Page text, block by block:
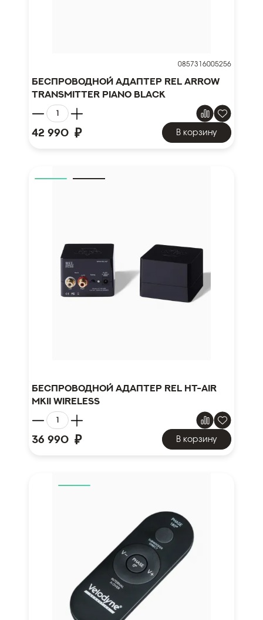
0857316005256
Беспроводной адаптер REL Arrow
Transmitter Piano Black
42 990 ₽ В корзину
Беспроводной адаптер REL HT-Air
MKII Wireless
36 990 ₽ В корзину